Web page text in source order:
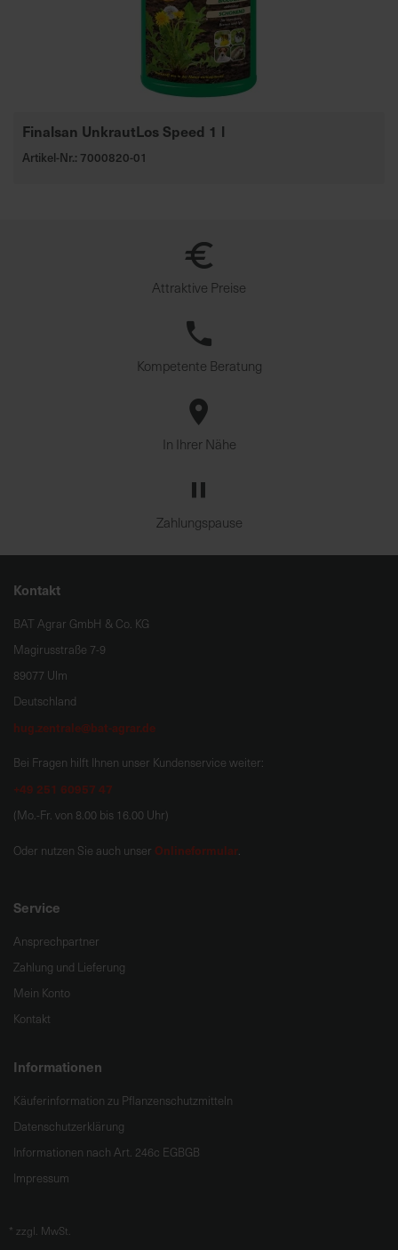
Finalsan UnkrautLos Speed 1 l
Artikel-Nr.: 7000820-01
Attraktive Preise
Kompetente Beratung
In Ihrer Nähe
Zahlungspause
Kontakt
BAT Agrar GmbH & Co. KG
Magirusstraße 7-9
89077 Ulm
Deutschland
hug.zentrale@bat-agrar.de
Bei Fragen hilft Ihnen unser Kundenservice weiter:
+49 251 60957 47
(Mo.-Fr. von 8.00 bis 16.00 Uhr)
Oder nutzen Sie auch unser Onlineformular.
Service
Ansprechpartner
Zahlung und Lieferung
Mein Konto
Kontakt
Informationen
Käuferinformation zu Pflanzenschutzmitteln
Datenschutzerklärung
Informationen nach Art. 246c EGBGB
Impressum
* zzgl. MwSt.